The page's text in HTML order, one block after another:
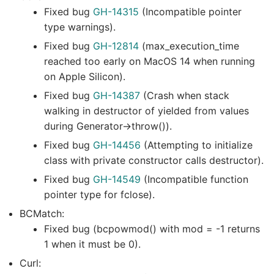
Fixed bug GH-14315 (Incompatible pointer
type warnings).
Fixed bug GH-12814 (max_execution_time
reached too early on MacOS 14 when running
on Apple Silicon).
Fixed bug GH-14387 (Crash when stack
walking in destructor of yielded from values
during Generator->throw()).
Fixed bug GH-14456 (Attempting to initialize
class with private constructor calls destructor).
Fixed bug GH-14549 (Incompatible function
pointer type for fclose).
BCMatch:
Fixed bug (bcpowmod() with mod = -1 returns
1 when it must be 0).
Curl: